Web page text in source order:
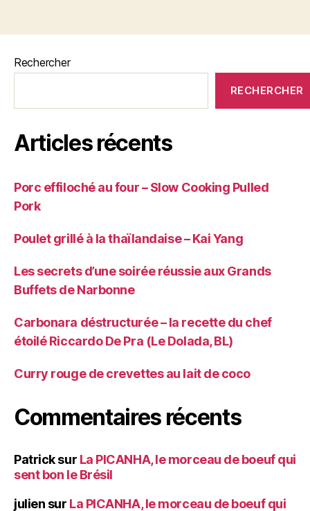
Rechercher
RECHERCHER
Articles récents
Porc effiloché au four – Slow Cooking Pulled
Pork
Poulet grillé à la thaïlandaise – Kai Yang
Les secrets d’une soirée réussie aux Grands
Buffets de Narbonne
Carbonara déstructurée – la recette du chef
étoilé Riccardo De Pra (Le Dolada, BL)
Curry rouge de crevettes au lait de coco
Commentaires récents
Patricksur La PICANHA, le morceau de boeuf qui
sent bon le Brésil
julien sur La PICANHA, le morceau de boeuf qui